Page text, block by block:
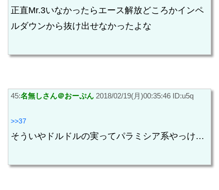
正直Mr.3いなかったらエース解放どころかインペ
ルダウンから抜け出せなかったよな
45:名無しさん＠おーぷん 2018/02/19(月)00:35:46 ID:u5q
>>37
そういやドルドルの実ってパラミシア系やっけ…